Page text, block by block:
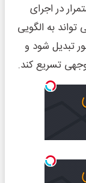
در اجرای
به الگویی
تبدیل شود و
تسریع کند.